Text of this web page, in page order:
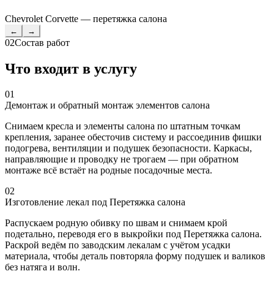
Chevrolet Corvette — перетяжка салона
← →
02Состав работ
Что входит в услугу
01
Демонтаж и обратный монтаж элементов салона
Снимаем кресла и элементы салона по штатным точкам
крепления, заранее обесточив систему и рассоединив фишки
подогрева, вентиляции и подушек безопасности. Каркасы,
направляющие и проводку не трогаем — при обратном
монтаже всё встаёт на родные посадочные места.
02
Изготовление лекал под Перетяжка салона
Распускаем родную обивку по швам и снимаем крой
подетально, переводя его в выкройки под Перетяжка салона.
Раскрой ведём по заводским лекалам с учётом усадки
материала, чтобы деталь повторяла форму подушек и валиков
без натяга и волн.